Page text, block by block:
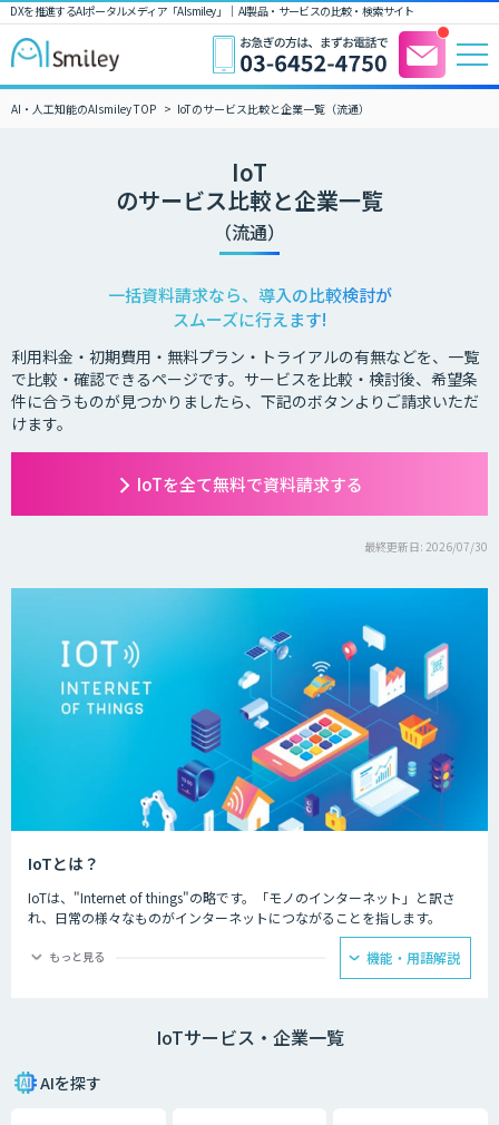
DXを推進するAIポータルメディア「AIsmiley」｜ AI製品・サービスの比較・検索サイト
AI・人工知能のAIsmiley TOP IoTのサービス比較と企業一覧（流通）
IoT
のサービス比較と企業一覧
（流通）
一括資料請求なら、導入の比較検討が
スムーズに行えます!
利用料金・初期費用・無料プラン・トライアルの有無などを、一覧
で比較・確認できるページです。サービスを比較・検討後、希望条
件に合うものが見つかりましたら、下記のボタンよりご請求いただ
けます。
IoTを全て無料で資料請求する
最終更新日: 2026/07/30
IoTとは？
IoTは、"Internet of things"の略です。「モノのインターネット」と訳さ
れ、日常の様々なものがインターネットにつながることを指します。
IoTによってできることは主に二つあり、一つ目はモノの遠隔操作です。
インターネットにつながったモノを、リモコンなどを用いて遠隔から動き
二つ目は、モノのモニタリングです。モノにセンサーなどをつけ、その情
ことができます。
もっと見る 機能・用語解説
IoTサービス・企業一覧
AIを探す